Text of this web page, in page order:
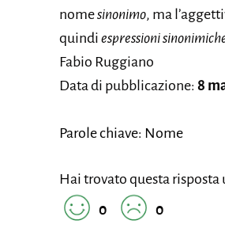
nomesinonimo, ma
quindi espressioni
Fabio Ruggiano
Data di pubblicazione: 8
Parole chiave: Nome
Hai trovato questa risposta
0
0